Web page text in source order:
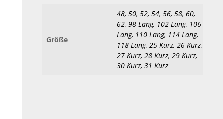
Größe
48, 50, 52, 54, 56, 58, 60,
62, 98 Lang, 102 Lang, 106
Lang, 110 Lang, 114 Lang,
118 Lang, 25 Kurz, 26 Kurz,
27 Kurz, 28 Kurz, 29 Kurz,
30 Kurz, 31 Kurz